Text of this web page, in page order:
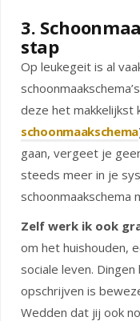
3.
stap
Op leukegeit is al
deze het makkelijkst
schoonmaakschema
gaan, vergeet je
steeds meer in je
schoonmaakschema
Zelf werk ik ook
om het huishouden,
sociale leven.
opschrijven is
Wedden dat jij ook